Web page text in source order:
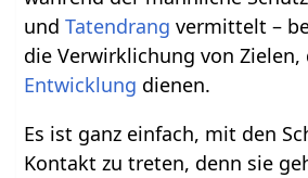
undTatendrang vermittelt –
die Verwirklichung von Zielen,
Entwicklung dienen.
Es ist ganz einfach, mit den
Kontakt zu treten, denn sie